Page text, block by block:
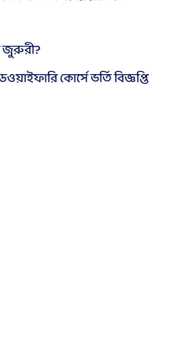
জুরুরী?
কোর্সে ভর্তি বিজ্ঞপ্তি